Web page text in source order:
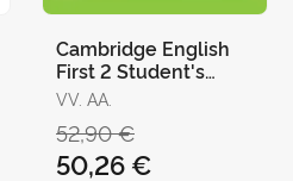
Cambridge English
First 2 Student's
Book With Answers
And Audio
VV. AA.
52,90 €
50,26 €